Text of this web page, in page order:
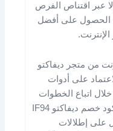
عبر اقتناص الفرص
الحصول على أفضل
من متجر ديفاكتو
على أدوات
خلال اتباع الخطوات
البسيطة التي ذكرناها، واستخدام كود خصم ديفاكتو IF94
إطلالات